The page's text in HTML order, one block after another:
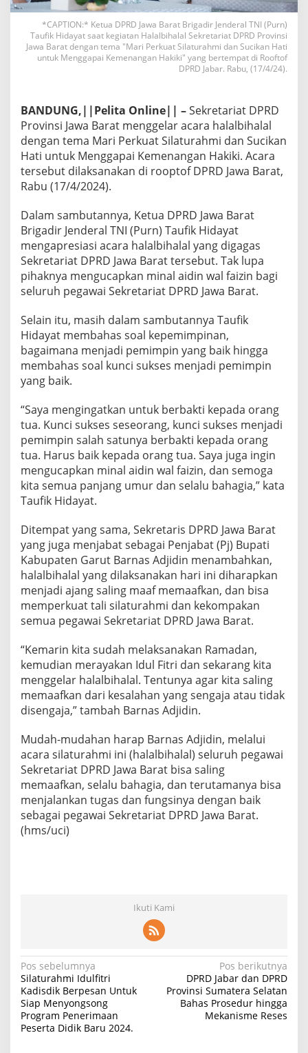
*CAPTION:* Ketua DPRD Jawa Barat Brigadir Jenderal TNI (Purn)
Taufik Hidayat saat kegiatan Halalbihalal Sekretariat DPRD Provinsi
Jawa Barat dengan tema "Mari Perkuat Silaturahmi dan Sucikan Hati
untuk Menggapai Kemenangan Hakiki" yang bertempat di Rooftof
DPRD Jabar. Rabu, (17/4/24).
BANDUNG,||Pelita Online|| –Sekretariat DPRD
Provinsi Jawa Barat menggelar acara halalbihalal
dengan tema Mari Perkuat Silaturahmi dan Sucikan
Hati untuk Menggapai Kemenangan Hakiki. Acara
tersebut dilaksanakan di rooptof DPRD Jawa Barat,
Rabu (17/4/2024).
Dalam sambutannya, Ketua DPRD Jawa Barat
Brigadir Jenderal TNI (Purn) Taufik Hidayat
mengapresiasi acara halalbihalal yang digagas
Sekretariat DPRD Jawa Barat tersebut. Tak lupa
pihaknya mengucapkan minal aidin wal faizin bagi
seluruh pegawai Sekretariat DPRD Jawa Barat.
Selain itu, masih dalam sambutannya Taufik
Hidayat membahas soal kepemimpinan,
bagaimana menjadi pemimpin yang baik hingga
membahas soal kunci sukses menjadi pemimpin
yang baik.
“Saya mengingatkan untuk berbakti kepada orang
tua. Kunci sukses seseorang, kunci sukses menjadi
pemimpin salah satunya berbakti kepada orang
tua. Harus baik kepada orang tua. Saya juga ingin
mengucapkan minal aidin wal faizin, dan semoga
kita semua panjang umur dan selalu bahagia,” kata
Taufik Hidayat.
Ditempat yang sama, Sekretaris DPRD Jawa Barat
yang juga menjabat sebagai Penjabat (Pj) Bupati
Kabupaten Garut Barnas Adjidin menambahkan,
halalbihalal yang dilaksanakan hari ini diharapkan
menjadi ajang saling maaf memaafkan, dan bisa
memperkuat tali silaturahmi dan kekompakan
semua pegawai Sekretariat DPRD Jawa Barat.
“Kemarin kita sudah melaksanakan Ramadan,
kemudian merayakan Idul Fitri dan sekarang kita
menggelar halalbihalal. Tentunya agar kita saling
memaafkan dari kesalahan yang sengaja atau tidak
disengaja,” tambah Barnas Adjidin.
Mudah-mudahan harap Barnas Adjidin, melalui
acara silaturahmi ini (halalbihalal) seluruh pegawai
Sekretariat DPRD Jawa Barat bisa saling
memaafkan, selalu bahagia, dan terutamanya bisa
menjalankan tugas dan fungsinya dengan baik
sebagai pegawai Sekretariat DPRD Jawa Barat.
(hms/uci)
Ikuti Kami
N
a
v
i
Pos sebelumnya
Silaturahmi Idulfitri
Kadisdik Berpesan Untuk
Siap Menyongsong
Program Penerimaan
Peserta Didik Baru 2024.
Pos berikutnya
DPRD Jabar dan DPRD
Provinsi Sumatera Selatan
Bahas Prosedur hingga
Mekanisme Reses